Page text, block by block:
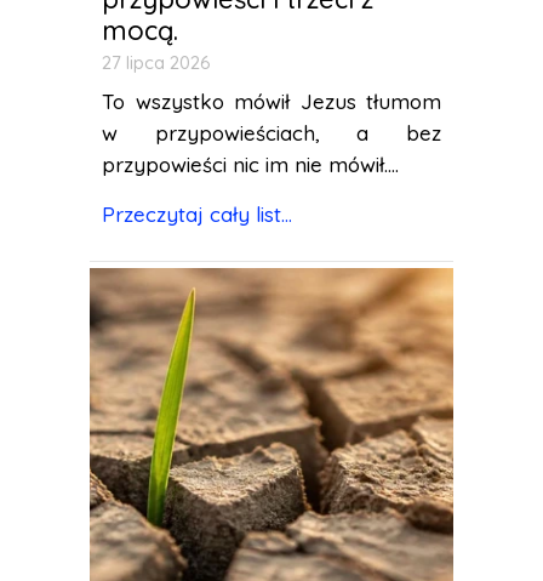
mocą.
27 lipca 2026
To wszystko mówił Jezus tłumom
w przypowieściach, a bez
przypowieści nic im nie mówił....
Przeczytaj cały list...